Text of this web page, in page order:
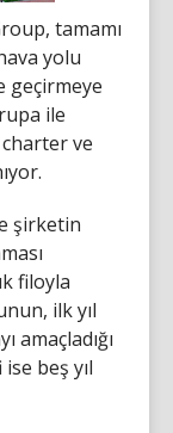
tamamı
yolu
geçirmeye
ile
charter ve
şirketin
filoyla
ilk yıl
amaçladığı
beş yıl